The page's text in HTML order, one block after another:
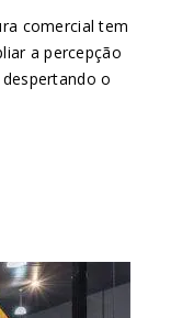
comercial tem
a percepção
o